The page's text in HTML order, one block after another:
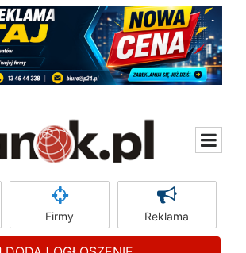
Firmy Reklama